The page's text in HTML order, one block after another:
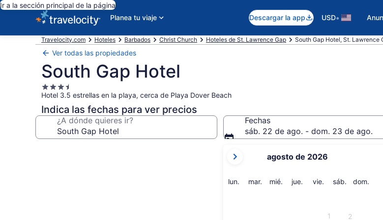
Ir a la sección principal de la página
Planea tu viaje
Descargar la app USD•
Travelocity.com Hoteles Barbados Christ Church Hoteles de St. Lawrence Gap South Gap Hotel, St. Lawrence
Ver todas las propiedades
South Gap Hotel
Propiedad
de
3.5
estrellas
Hotel 3.5 estrellas en la playa, cerca de Playa Dover Beach
Indica las fechas para ver precios
¿A dónde quieres ir?
Fechas
sáb. 22 de ago. - dom. 23 de ago.
meses
son
agosto de 2026
lun. lunesmar. martes
mié. miércoles
jue. jueves
vie. viernes
sáb. sábado
dom.
1 2